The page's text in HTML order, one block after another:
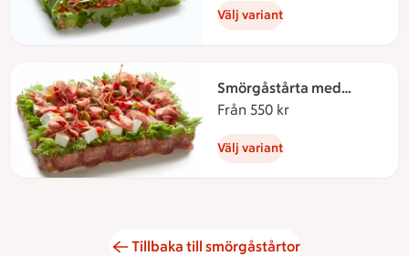
Välj variant
Smörgåstårta med
salami och brie
Från 550 kr
Välj variant
Tillbaka till smörgåstårtor